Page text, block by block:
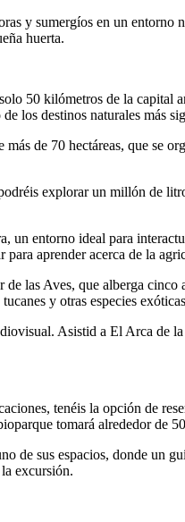
y sumergíos en un
huerta.
50 kilómetros de la capital
los destinos naturales más
más de 70 hectáreas, que se
explorar un millón de
un entorno ideal para
aprender acerca de la
las Aves, que alberga
y otras especies
Asistid a El Arca de
tenéis la opción de
tomará alrededor de
de sus espacios, donde un
excursión.